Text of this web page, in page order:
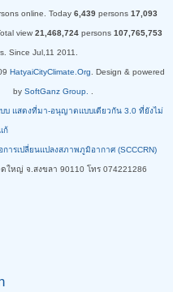
online. Today 6,439 persons 17,093
view 21,468,724 persons 107,765,753
Since Jul,11 2011.
HatyaiCityClimate.Org . Design & powered
by SoftGanz Group.
แสดงที่มา-อนุญาตแบบเดียวกัน 3.0 ที่ยังไม่
ก้
ารเปลี่ยนแปลงสภาพภูมิอากาศ (SCCCRN)
ใหญ่ จ.สงขลา 90110 โทร 074221286